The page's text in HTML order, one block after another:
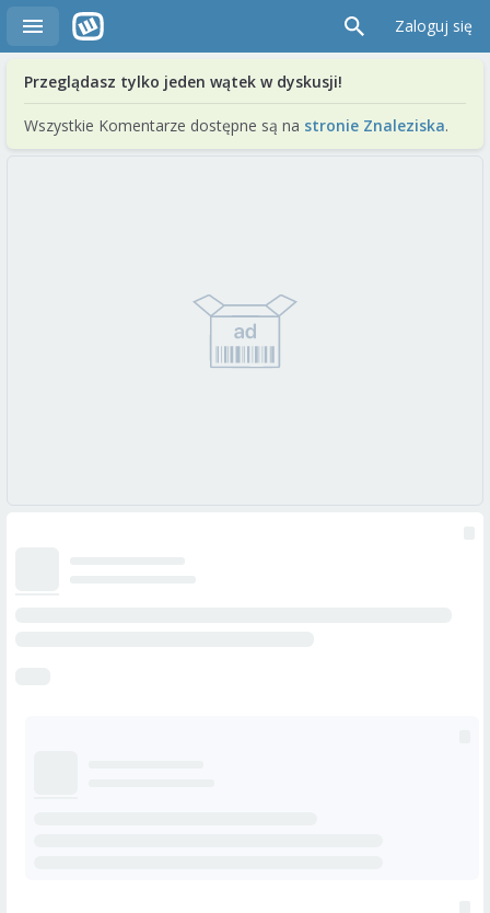
Zaloguj się
Przeglądasz tylko jeden wątek w dyskusji!
Wszystkie Komentarze dostępne są na stronie Znaleziska.